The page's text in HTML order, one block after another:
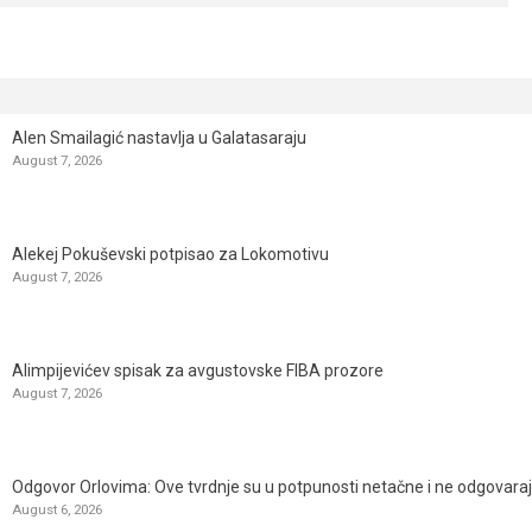
Alen Smailagić nastavlja u Galatasaraju
August 7, 2026
Alekej Pokuševski potpisao za Lokomotivu
August 7, 2026
Alimpijevićev spisak za avgustovske FIBA prozore
August 7, 2026
Odgovor Orlovima: ​Ove tvrdnje su u potpunosti netačne i ne
August 6, 2026